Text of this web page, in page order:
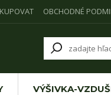
OBCHODNÉ
VÝŠIVKA-